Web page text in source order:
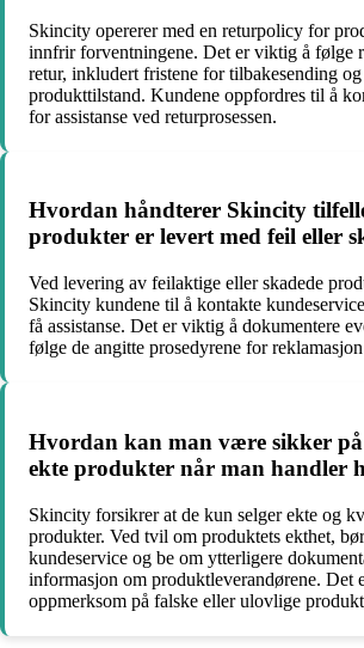
Skincity opererer med en returpolicy for
innfrir forventningene. Det er viktig å følge
retur, inkludert fristene for tilbakesending
produkttilstand. Kundene oppfordres til å
for assistanse ved returprosessen.
Hvordan håndterer Skincity
produkter er levert med feil eller
Ved levering av feilaktige eller skadede
Skincity kundene til å kontakte
få assistanse. Det er viktig å dokumentere
følge de angitte prosedyrene for
Hvordan kan man være sikker
ekte produkter når man handler
Skincity forsikrer at de kun selger ekte og
produkter. Ved tvil om produktets ekthet,
kundeservice og be om ytterligere
informasjon om produktleverandørene. Det
oppmerksom på falske eller ulovlige